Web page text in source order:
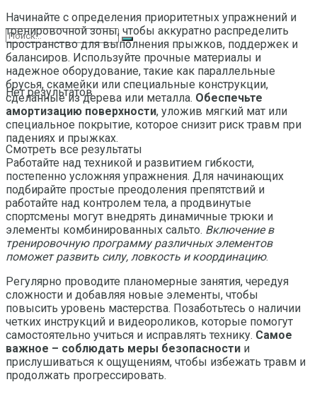
Нет результатов
Смотреть все результаты
Начинайте с определения приоритетных упражнений и
тренировочной зоны, чтобы аккуратно распределить
пространство для выполнения прыжков, поддержек и
балансиров. Используйте прочные материалы и
надежное оборудование, такие как параллельные
брусья, скамейки или специальные конструкции,
сделанные из дерева или металла. Обеспечьте
амортизацию поверхности, уложив мягкий мат или
специальное покрытие, которое снизит риск травм при
падениях и прыжках.
Работайте над техникой и развитием гибкости,
постепенно усложняя упражнения. Для начинающих
подбирайте простые преодоления препятствий и
работайте над контролем тела, а продвинутые
спортсмены могут внедрять динамичные трюки и
элементы комбинированных сальто. Включение в
тренировочную программу различных элементов
поможет развить силу, ловкость и координацию.
Регулярно проводите планомерные занятия, чередуя
сложности и добавляя новые элементы, чтобы
повысить уровень мастерства. Позаботьтесь о наличии
четких инструкций и видеороликов, которые помогут
самостоятельно учиться и исправлять технику. Самое
важное – соблюдать меры безопасности и
прислушиваться к ощущениям, чтобы избежать травм и
продолжать прогрессировать.